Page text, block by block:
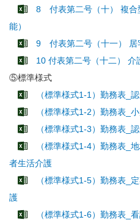
8 付表第二号（十） 複合
能）
9 付表第二号（十一） 居
10 付表第二号（十二） 介
⑤標準様式
（標準様式1-1）勤務表_
（標準様式1-2）勤務表_
（標準様式1-3）勤務表_
（標準様式1-4）勤務表_
者生活介護
（標準様式1-5）勤務表_
護
（標準様式1-6）勤務表_